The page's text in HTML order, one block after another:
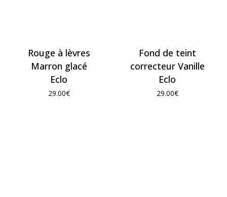
Rouge à lèvres
Marron glacé
Eclo
29.00€
Fond de teint
correcteur Vanille
Eclo
29.00€